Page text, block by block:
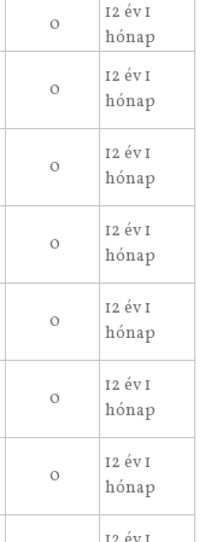
0
12 év 1
hónap
0
12 év 1
hónap
0
12 év 1
hónap
0
12 év 1
hónap
0
12 év 1
hónap
0
12 év 1
hónap
0
12 év 1
hónap